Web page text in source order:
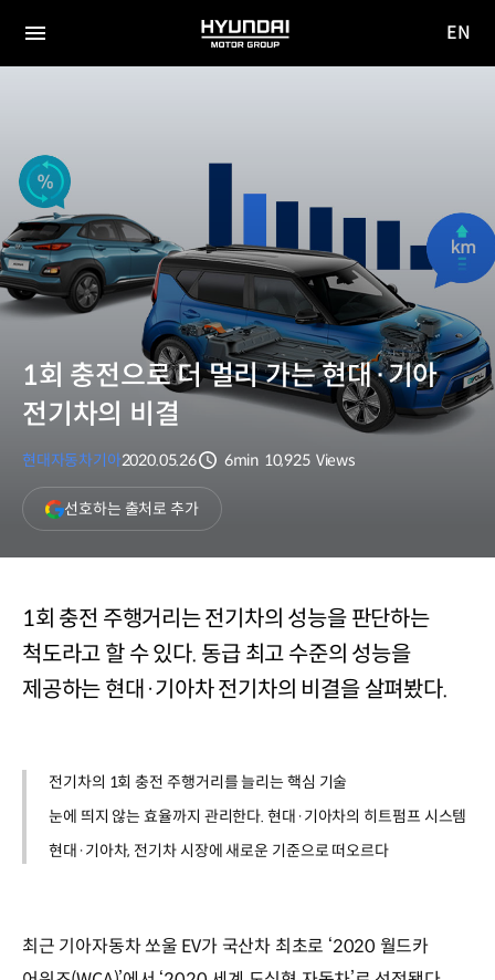
전체
HYUNDAI
MOTOR
EN
1회 충전으로 더 멀리 가는 현대·기아
전기차의 비결
현대자동차기아2020.05.26
6min 10,925 Views
선호하는 출처로 추가(새
창
열림)
1회 충전 주행거리는 전기차의 성능을 판단하는
척도라고 할 수 있다. 동급 최고 수준의 성능을
제공하는 현대·기아차 전기차의 비결을 살펴봤다.
전기차의 1회 충전 주행거리를 늘리는 핵심 기술
눈에 띄지 않는 효율까지 관리한다. 현대·기아차의 히트펌프 시스템
현대·기아차, 전기차 시장에 새로운 기준으로 떠오르다
최근 기아자동차 쏘울 EV가 국산차 최초로 ‘2020 월드카